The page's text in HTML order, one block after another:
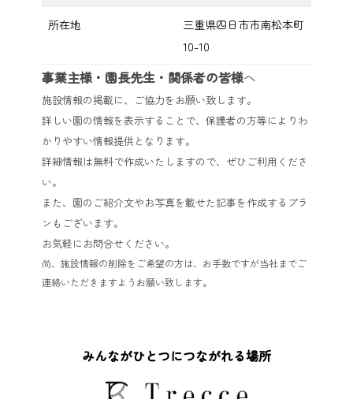
所在地
三重県四日市市南松本町
10-10
事業主様・園長先生・関係者の皆様へ
施設情報の掲載に、ご協力をお願い致します。
詳しい園の情報を表示することで、保護者の方等によりわ
かりやすい情報提供となります。
詳細情報は無料で作成いたしますので、ぜひご利用くださ
い。
また、園のご紹介文やお写真を載せた記事を作成するプラ
ンもございます。
お気軽にお問合せください。
尚、施設情報の削除をご希望の方は、お手数ですが当社までご
連絡いただきますようお願い致します。
みんながひとつにつながれる場所